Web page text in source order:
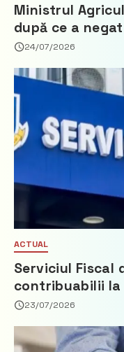
Ministrul
după ce a
Partidul
24/07/2026
ACTUAL
Serviciul Fiscal
contribuabilii
privind calculul
23/07/2026